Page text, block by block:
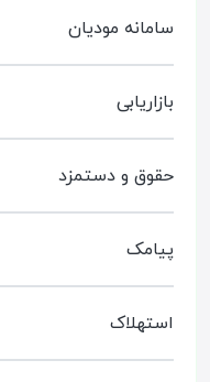
سامانه مودیان
بازاریابی
حقوق و دستمزد
پیامک
استهلاک